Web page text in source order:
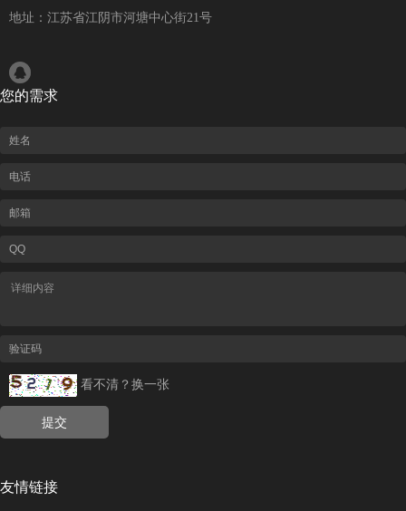
地址：江苏省江阴市河塘中心街21号
您的需求
看不清？换一张
友情链接